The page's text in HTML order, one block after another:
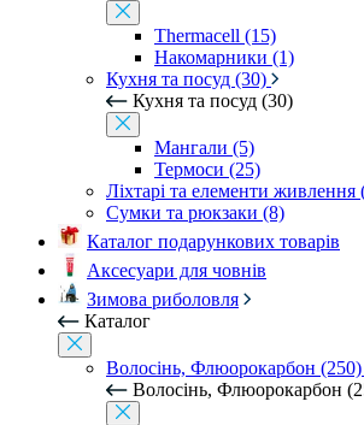
Thermacell (15)
Накомарники (1)
Кухня та посуд (30)
Кухня та посуд (30)
Мангали (5)
Термоси (25)
Ліхтарі та елементи живлення
Сумки та рюкзаки (8)
Каталог подарункових товарів
Аксесуари для човнів
Зимова риболовля
Каталог
Волосінь, Флюорокарбон (250)
Волосінь, Флюорокарбон